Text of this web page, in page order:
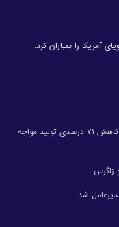
آمریکا را بمباران کرد.
پتروشیمی اروند پس از اختلالات ناشی از جنگ، با کاهش ۷۱ درصدی تولید مواجه
زاگرس
شد